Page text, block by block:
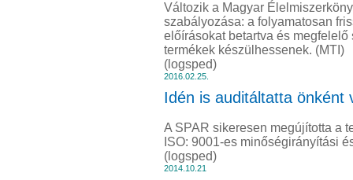
Változik a Magyar
szabályozása: a folyamatosan
előírásokat betartva és
termékek készülhessenek. (MTI)
(logsped)
2016.02.25.
Idén is auditáltatta önként
A SPAR sikeresen megújította a
ISO: 9001-es minőségirányítási
(logsped)
2014.10.21